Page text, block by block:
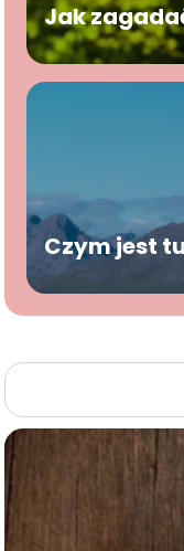
Jak
Czym jest